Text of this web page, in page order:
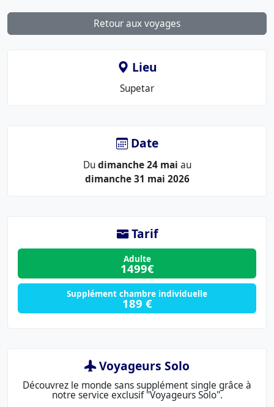
Retour aux voyages
Lieu
Le
Supetar
Date
Dudimanche 24 mai au
dimanche 31 mai 2026
Tarif
Adulte
1499€
Supplément chambre individuelle
189 €
Voyageurs Solo
Découvrez le monde sans supplément single grâce à
notre service exclusif "Voyageurs Solo".